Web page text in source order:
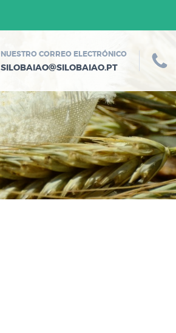
NUESTRO CORREO ELECTRÓNICO
SILOBAIAO@SILOBAIAO.PT